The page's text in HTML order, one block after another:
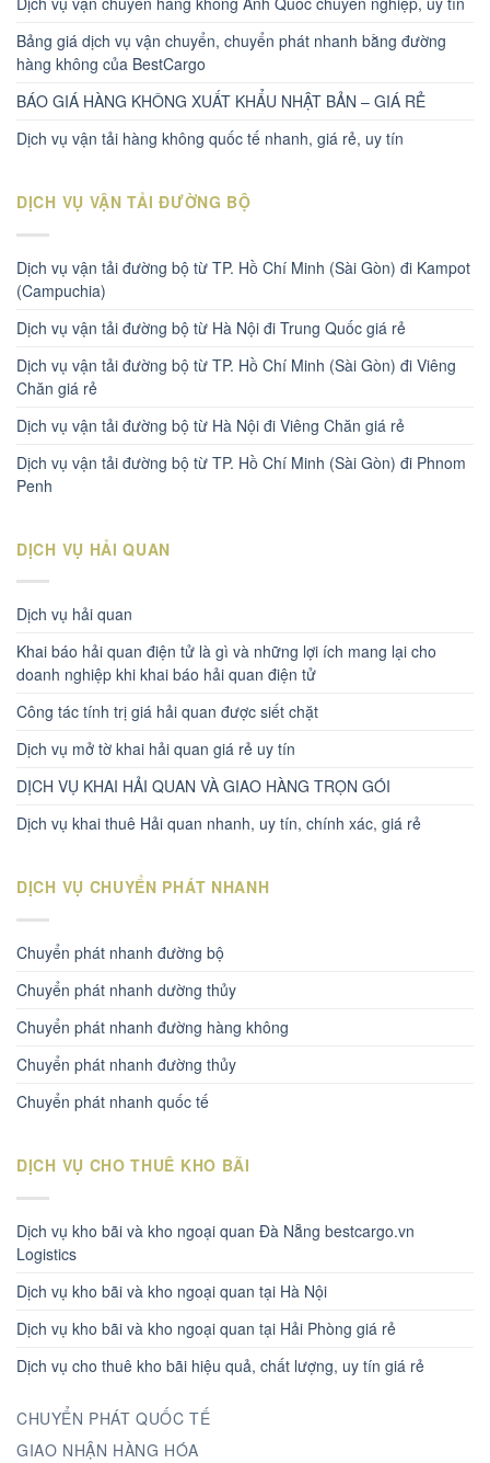
Bảng giá dịch vụ vận chuyển, chuyển phát nhanh bằng đường
hàng không của BestCargo
BÁO GIÁ HÀNG KHÔNG XUẤT KHẨU NHẬT BẢN – GIÁ RẺ
Dịch vụ vận tải hàng không quốc tế nhanh, giá rẻ, uy tín
DỊCH VỤ VẬN TẢI ĐƯỜNG BỘ
Dịch vụ vận tải đường bộ từ TP. Hồ Chí Minh (Sài Gòn) đi Kampot
(Campuchia)
Dịch vụ vận tải đường bộ từ Hà Nội đi Trung Quốc giá rẻ
Dịch vụ vận tải đường bộ từ TP. Hồ Chí Minh (Sài Gòn) đi Viêng
Chăn giá rẻ
Dịch vụ vận tải đường bộ từ Hà Nội đi Viêng Chăn giá rẻ
Dịch vụ vận tải đường bộ từ TP. Hồ Chí Minh (Sài Gòn) đi Phnom
Penh
DỊCH VỤ HẢI QUAN
Dịch vụ hải quan
Khai báo hải quan điện tử là gì và những lợi ích mang lại cho
doanh nghiệp khi khai báo hải quan điện tử
Công tác tính trị giá hải quan được siết chặt
Dịch vụ mở tờ khai hải quan giá rẻ uy tín
DỊCH VỤ KHAI HẢI QUAN VÀ GIAO HÀNG TRỌN GÓI
Dịch vụ khai thuê Hải quan nhanh, uy tín, chính xác, giá rẻ
DỊCH VỤ CHUYỂN PHÁT NHANH
Chuyển phát nhanh đường bộ
Chuyển phát nhanh dường thủy
Chuyển phát nhanh đường hàng không
Chuyển phát nhanh đường thủy
Chuyển phát nhanh quốc tế
DỊCH VỤ CHO THUÊ KHO BÃI
Dịch vụ kho bãi và kho ngoại quan Đà Nẵng bestcargo.vn
Logistics
Dịch vụ kho bãi và kho ngoại quan tại Hà Nội
Dịch vụ kho bãi và kho ngoại quan tại Hải Phòng giá rẻ
Dịch vụ cho thuê kho bãi hiệu quả, chất lượng, uy tín giá rẻ
CHUYỂN PHÁT QUỐC TẾ
GIAO NHẬN HÀNG HÓA